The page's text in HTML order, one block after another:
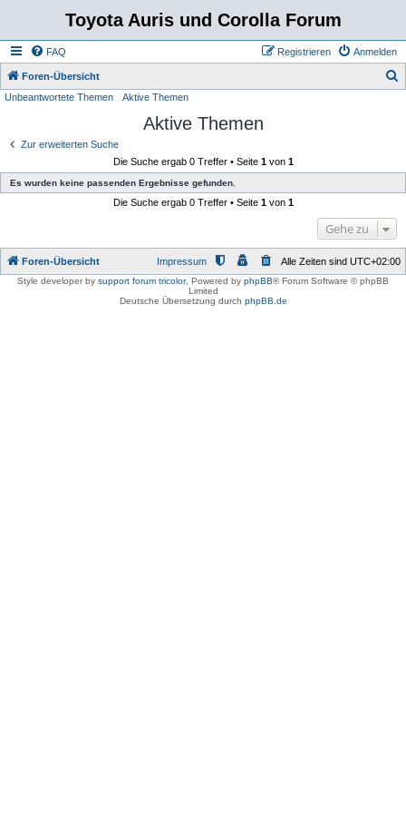
Toyota Auris und Corolla Forum
FAQ Anmelden
Registrieren
Foren-Übersicht
Unbeantwortete Themen Aktive Themen
Aktive Themen
Zur erweiterten Suche
Die Suche ergab 0 Treffer • Seite 1von 1
Es wurden keine passenden Ergebnisse gefunden.
Die Suche ergab 0 Treffer • Seite 1von 1
Gehe zu
Foren-Übersicht Alle Zeiten sind UTC+02:00
Impressum
Style developer by support forum tricolor, Powered by phpBB® Forum Software © phpBB
Limited
Deutsche Übersetzung durch phpBB.de